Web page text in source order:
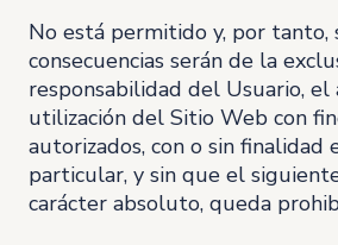
No está permitido y, por tanto,
consecuencias serán de la
responsabilidad del Usuario, el
utilización del Sitio Web con
autorizados, con o sin finalidad
particular, y sin que el
carácter absoluto, queda